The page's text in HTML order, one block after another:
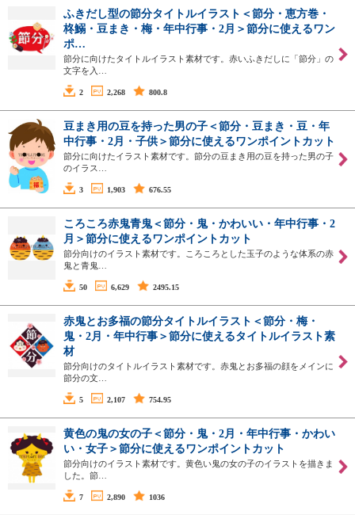
ふきだし型の節分タイトルイラスト＜節分・恵方巻・
柊鰯・豆まき・梅・年中行事・2月＞節分に使えるワン
ポ…
節分に向けたタイトルイラスト素材です。赤いふきだしに「節分」の
文字を入…
2 2,268 800.8
豆まき用の豆を持った男の子＜節分・豆まき・豆・年
中行事・2月・子供＞節分に使えるワンポイントカット
節分に向けたイラスト素材です。節分の豆まき用の豆を持った男の子
のイラス…
3 1,903 676.55
ころころ赤鬼青鬼＜節分・鬼・かわいい・年中行事・2
月＞節分に使えるワンポイントカット
節分向けのイラスト素材です。ころころとした玉子のような体系の赤
鬼と青鬼…
50 6,629 2495.15
赤鬼とお多福の節分タイトルイラスト＜節分・梅・
鬼・2月・年中行事＞節分に使えるタイトルイラスト素
材
節分向けのタイトルイラスト素材です。赤鬼とお多福の顔をメインに
節分の文…
5 2,107 754.95
黄色の鬼の女の子＜節分・鬼・2月・年中行事・かわい
い・女子＞節分に使えるワンポイントカット
節分向けのイラスト素材です。黄色い鬼の女の子のイラストを描きま
した。節…
7 2,890 1036